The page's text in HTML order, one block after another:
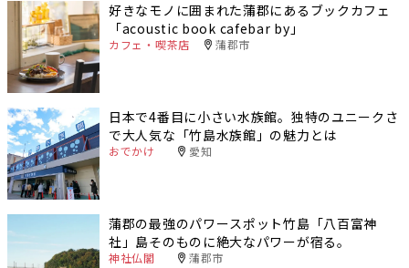
好きなモノに囲まれた蒲郡にあるブックカフェ
「acoustic book cafebar by」
カフェ・喫茶店 蒲郡市
日本で4番目に小さい水族館。独特のユニークさ
で大人気な「竹島水族館」の魅力とは
おでかけ 愛知
蒲郡の最強のパワースポット竹島「八百富神
社」島そのものに絶大なパワーが宿る。
神社仏閣 蒲郡市